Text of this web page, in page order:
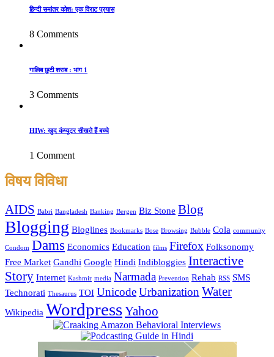
हिन्दी समांतर कोश: एक विराट प्रयास
8 Comments
गालिब छुटी शराब : भाग 1
3 Comments
HIW: खुद कंप्यूटर सीखते हैं बच्चे
1 Comment
विषय विविधा
AIDS Babri Bangladesh Banking Bergen Biz Stone Blog
Blogging Bloglines Bookmarks Bose Browsing Bubble Cola community
Condom Dams Economics Education films Firefox Folksonomy
Free Market Gandhi Google Hindi Indibloggies Interactive
Story Internet Kashmir media Narmada Prevention Rehab RSS SMS
Technorati Thesaurus TOI UnicodeUrbanization Water
Wikipedia WordpressYahoo